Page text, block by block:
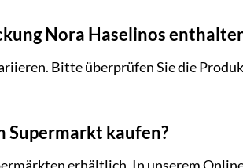
Nora Haselinos
Bitte überprüfen Sie die
Supermarkt kaufen?